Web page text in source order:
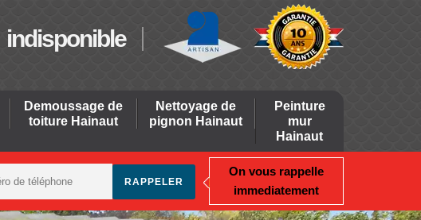
indisponible
Demoussage de
toiture Hainaut
Nettoyage de
pignon Hainaut
Peinture
mur
Hainaut
On vous rappelle
immediatement